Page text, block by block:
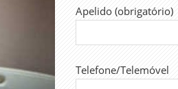
Apelido (obrigatório)
Telefone/Telemóvel